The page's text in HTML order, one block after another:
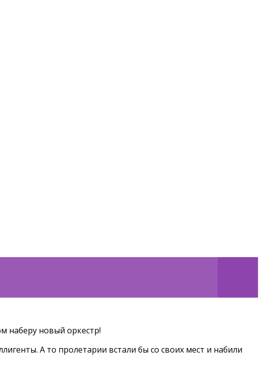
наберу новый оркестр!
А то пролетарии встали бы со своих мест и набили